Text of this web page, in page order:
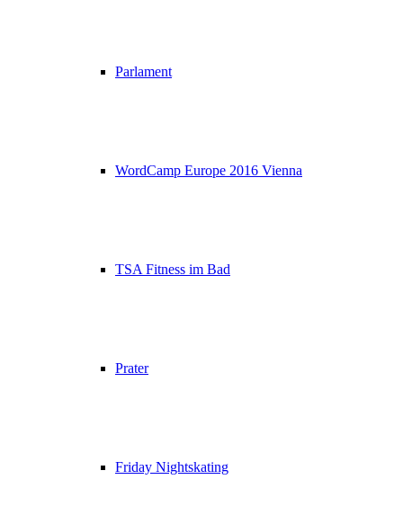
Parlament
WordCamp Europe 2016 Vienna
TSA Fitness im Bad
Prater
Friday Nightskating